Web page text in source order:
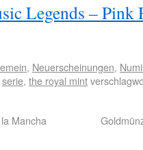
Legends – Pink
, Neuerscheinungen,
serie, the royal mint
Mancha